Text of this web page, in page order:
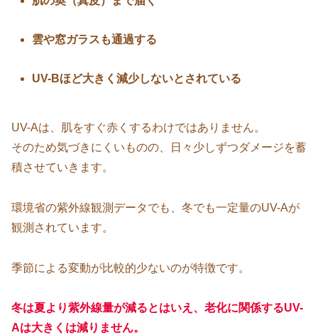
雲や窓ガラスも通過する
UV-Bほど大きく減少しないとされている
UV-Aは、肌をすぐ赤くするわけではありません。
そのため気づきにくいものの、日々少しずつダメージを蓄
積させていきます。
環境省の紫外線観測データでも、冬でも一定量のUV-Aが
観測されています。
季節による変動が比較的少ないのが特徴です。
冬は夏より紫外線量が減るとはいえ、老化に関係するUV-
Aは大きくは減りません。